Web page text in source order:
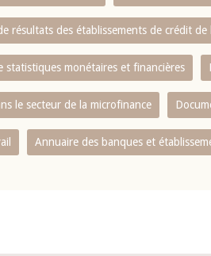
résultats des établissements de crédit de
statistiques monétaires et financières
le secteur de la microfinance
Annuaire des banques et